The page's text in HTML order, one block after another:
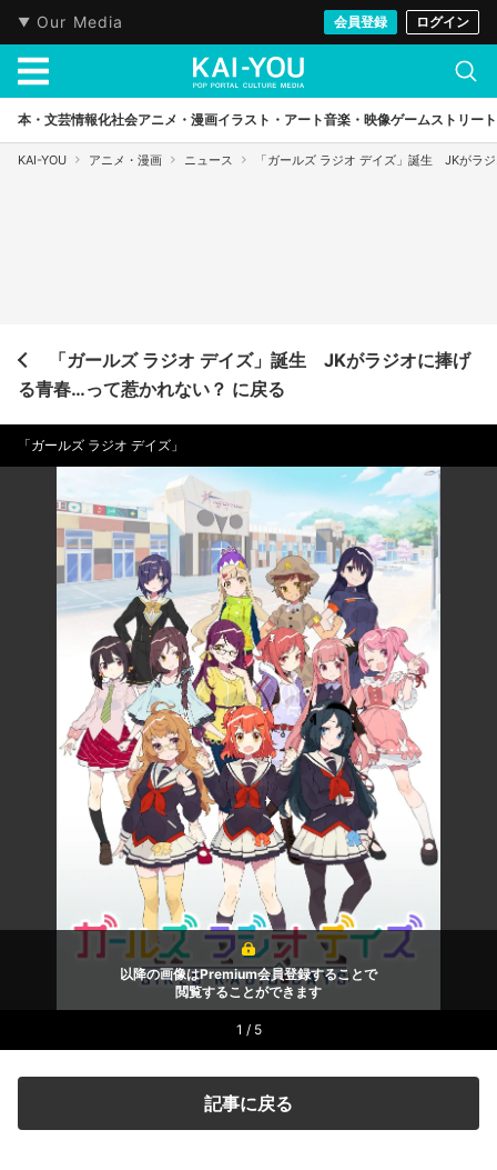
Our Media 会員登録 ログイン
本・文芸情報化社会アニメ・漫画イラスト・アート音楽・映像ゲームストリート
KAI-YOU アニメ・漫画 ニュース 「ガールズ ラジオ デイズ」誕生 JKがラ
「ガールズ ラジオ デイズ」誕生 JKがラジオに捧げ
る青春…って惹かれない？ に戻る
「ガールズ ラジオ デイズ」
以降の画像はPremium会員登録することで
閲覧することができます
1 / 5
記事に戻る